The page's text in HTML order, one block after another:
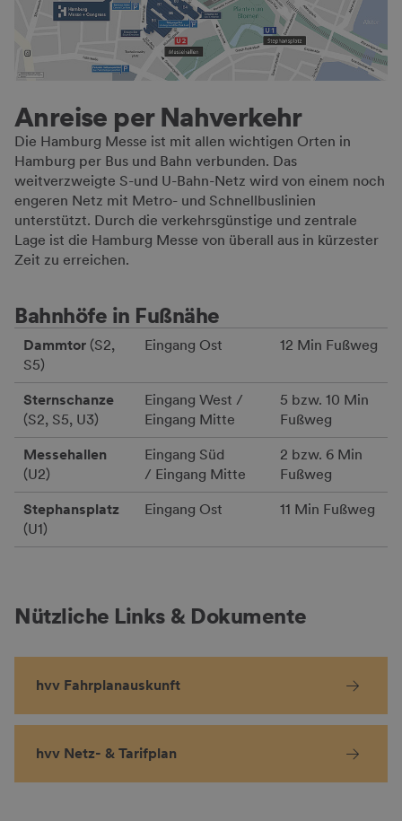
Anreise per Nahverkehr
Die Hamburg Messe ist mit allen wichtigen Orten in
Hamburg per Bus und Bahn verbunden. Das
weitverzweigte S-und U-Bahn-Netz wird von einem noch
engeren Netz mit Metro- und Schnellbuslinien
unterstützt. Durch die verkehrsgünstige und zentrale
Lage ist die Hamburg Messe von überall aus in kürzester
Zeit zu erreichen.
Bahnhöfe in Fußnähe
Dammtor (S2,
S5)
Eingang Ost 12 Min Fußweg
Sternschanze
(S2, S5, U3)
Eingang West /
Eingang Mitte
5 bzw. 10 Min
Fußweg
Messehallen
(U2)
Eingang Süd
/ Eingang Mitte
2 bzw. 6 Min
Fußweg
Stephansplatz
(U1)
Eingang Ost 11 Min Fußweg
Nützliche Links & Dokumente
hvv Fahrplanauskunft
hvv Netz- & Tarifplan